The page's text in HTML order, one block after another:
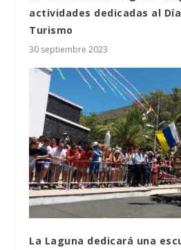
actividades dedicadas al
Turismo
30 septiembre 2023
La Laguna dedicará una